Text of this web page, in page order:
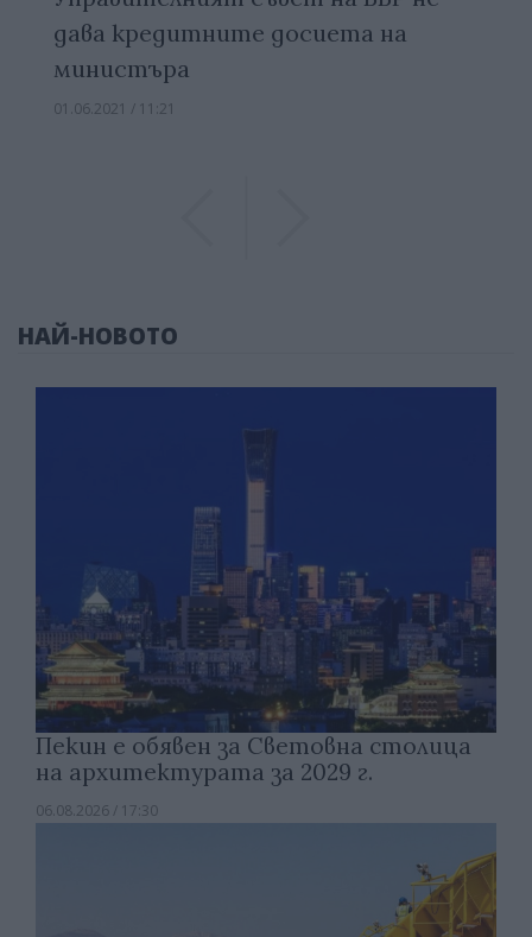
дава кредитните досиета на
министъра
01.06.2021 / 11:21
НАЙ-НОВОТО
Пекин е обявен за Световна столица
на архитектурата за 2029 г.
06.08.2026 / 17:30